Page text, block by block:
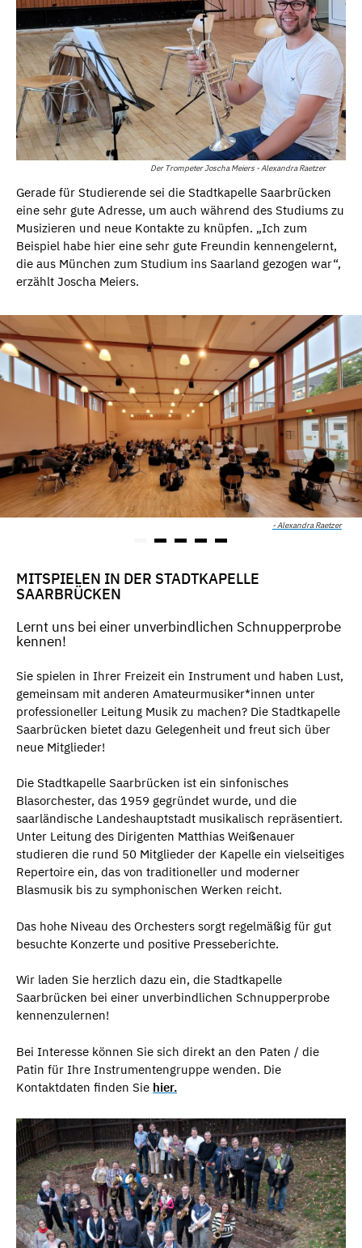
Der Trompeter Joscha Meiers - Alexandra Raetzer
Gerade für Studierende sei die Stadtkapelle Saarbrücken
eine sehr gute Adresse, um auch während des Studiums zu
Musizieren und neue Kontakte zu knüpfen. „Ich zum
Beispiel habe hier eine sehr gute Freundin kennengelernt,
die aus München zum Studium ins Saarland gezogen war“,
erzählt Joscha Meiers.
- Alexandra Raetzer
MITSPIELEN IN DER STADTKAPELLE
SAARBRÜCKEN
Lernt uns bei einer unverbindlichen Schnupperprobe
kennen!
Sie spielen in Ihrer Freizeit ein Instrument und haben Lust,
gemeinsam mit anderen Amateurmusiker*innen unter
professioneller Leitung Musik zu machen? Die Stadtkapelle
Saarbrücken bietet dazu Gelegenheit und freut sich über
neue Mitglieder!
Die Stadtkapelle Saarbrücken ist ein sinfonisches
Blasorchester, das 1959 gegründet wurde, und die
saarländische Landeshauptstadt musikalisch repräsentiert.
Unter Leitung des Dirigenten Matthias Weißenauer
studieren die rund 50 Mitglieder der Kapelle ein vielseitiges
Repertoire ein, das von traditioneller und moderner
Blasmusik bis zu symphonischen Werken reicht.
Das hohe Niveau des Orchesters sorgt regelmäßig für gut
besuchte Konzerte und positive Presseberichte.
Wir laden Sie herzlich dazu ein, die Stadtkapelle
Saarbrücken bei einer unverbindlichen Schnupperprobe
kennenzulernen!
Bei Interesse können Sie sich direkt an den Paten / die
Patin für Ihre Instrumentengruppe wenden. Die
Kontaktdaten finden Sie hier.